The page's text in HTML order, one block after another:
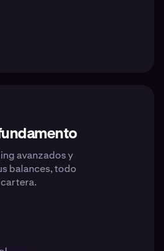
avanzados y
balances, todo
cartera.